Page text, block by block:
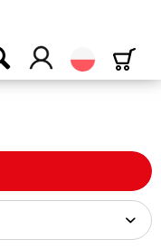
Polski